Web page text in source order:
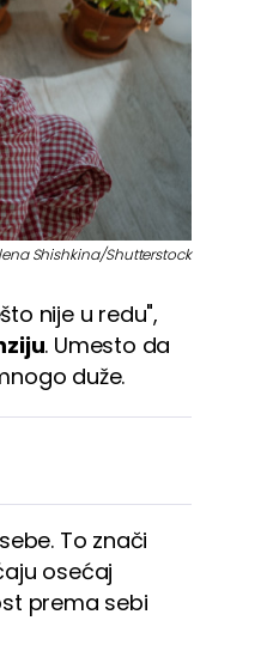
Shishkina/Shutterstock
nije u redu",
. Umesto da
duže.
To znači
osećaj
prema sebi